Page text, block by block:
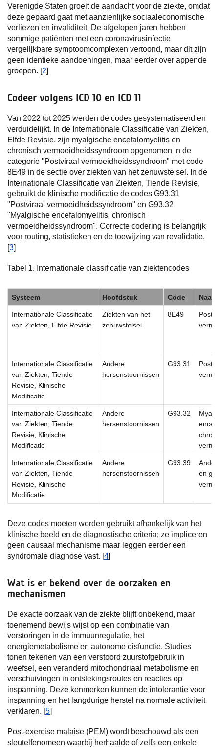
Verenigde Staten groeit de aandacht voor de ziekte, omdat
deze gepaard gaat met aanzienlijke sociaaleconomische
verliezen en invaliditeit. De afgelopen jaren hebben
sommige patiënten met een coronavirusinfectie
vergelijkbare symptoomcomplexen vertoond, maar dit zijn
geen identieke aandoeningen, maar eerder overlappende
groepen. [2]
Codeer volgens ICD 10 en ICD 11
Van 2022 tot 2025 werden de codes gesystematiseerd en
verduidelijkt. In de Internationale Classificatie van Ziekten,
Elfde Revisie, zijn myalgische encefalomyelitis en
chronisch vermoeidheidssyndroom opgenomen in de
categorie "Postviraal vermoeidheidssyndroom" met code
8E49 in de sectie over ziekten van het zenuwstelsel. In de
Internationale Classificatie van Ziekten, Tiende Revisie,
gebruikt de klinische modificatie de codes G93.31
"Postviraal vermoeidheidssyndroom" en G93.32
"Myalgische encefalomyelitis, chronisch
vermoeidheidssyndroom". Correcte codering is belangrijk
voor routing, statistieken en de toewijzing van revalidatie.
[3]
Tabel 1. Internationale classificatie van ziektencodes
Systeem Hoofdstuk Code Naam
Internationale Classificatie
van Ziekten, Elfde Revisie
Ziekten van het
zenuwstelsel
8E49
Internationale Classificatie
van Ziekten, Tiende
Revisie, Klinische
Modificatie
Andere
hersenstoornissen
G93.31
Internationale Classificatie
van Ziekten, Tiende
Revisie, Klinische
Modificatie
Andere
hersenstoornissen
G93.32
Internationale Classificatie
van Ziekten, Tiende
Revisie, Klinische
Modificatie
Andere
hersenstoornissen
G93.39
en
Deze codes moeten worden gebruikt afhankelijk van het
klinische beeld en de diagnostische criteria; ze impliceren
geen causaal mechanisme maar leggen eerder een
syndromale diagnose vast. [4]
Wat is er bekend over de oorzaken en
mechanismen
De exacte oorzaak van de ziekte blijft onbekend, maar
toenemend bewijs wijst op een combinatie van
verstoringen in de immuunregulatie, het
energiemetabolisme en autonome disfunctie. Studies
tonen tekenen van een verstoord zuurstofgebruik in
weefsel, een veranderd mitochondriaal metabolisme en
verschuivingen in ontstekingsroutes en reacties op
inspanning. Deze kenmerken kunnen de intolerantie voor
inspanning en het langdurige herstel na normale activiteit
verklaren. [5]
Post-exercise malaise (PEM) wordt beschouwd als een
sleutelfenomeen waarbij herhaalde of zelfs een enkele